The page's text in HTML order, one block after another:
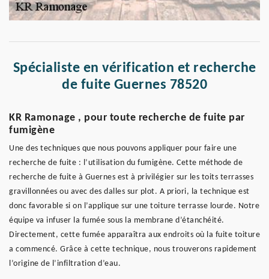
Spécialiste en vérification et recherche
de fuite Guernes 78520
KR Ramonage , pour toute recherche de fuite par
fumigène
Une des techniques que nous pouvons appliquer pour faire une
recherche de fuite : l’utilisation du fumigène. Cette méthode de
recherche de fuite à Guernes est à privilégier sur les toits terrasses
gravillonnées ou avec des dalles sur plot. A priori, la technique est
donc favorable si on l’applique sur une toiture terrasse lourde. Notre
équipe va infuser la fumée sous la membrane d’étanchéité.
Directement, cette fumée apparaîtra aux endroits où la fuite toiture
a commencé. Grâce à cette technique, nous trouverons rapidement
l’origine de l’infiltration d’eau.